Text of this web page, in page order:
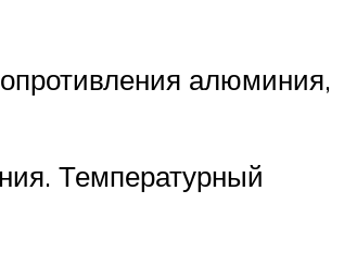
алюминия,
Температурный